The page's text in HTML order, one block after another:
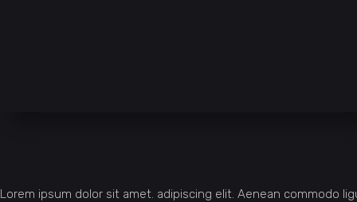
Lorem ipsum dolor sit amet. adipiscing elit. Aenean commodo